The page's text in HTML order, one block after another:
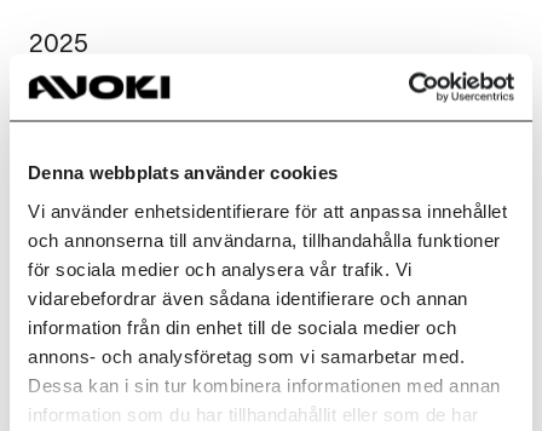
Denna webbplats använder cookies
Vi använder enhetsidentifierare för att anpassa innehållet
och annonserna till användarna, tillhandahålla funktioner
för sociala medier och analysera vår trafik. Vi
vidarebefordrar även sådana identifierare och annan
information från din enhet till de sociala medier och
annons- och analysföretag som vi samarbetar med.
Dessa kan i sin tur kombinera informationen med annan
information som du har tillhandahållit eller som de har
2025
Sustainability Report 2025
Climate Report (GHG) 2025
Annual Report 2024
Sustainability Report 2024